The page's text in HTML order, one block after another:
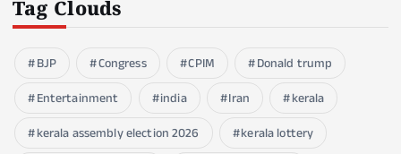
Tag Clouds
BJP Congress CPIM
Donald trump
Entertainment
india Iran
kerala
kerala assembly election 2026
kerala lottery